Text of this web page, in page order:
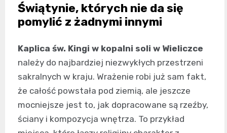
Świątynie, których nie da się
pomylić z żadnymi innymi
Kaplica św. Kingi w kopalni soli w Wieliczce
należy do najbardziej niezwykłych przestrzeni
sakralnych w kraju. Wrażenie robi już sam fakt,
że całość powstała pod ziemią, ale jeszcze
mocniejsze jest to, jak dopracowane są rzeźby,
ściany i kompozycja wnętrza. To przykład